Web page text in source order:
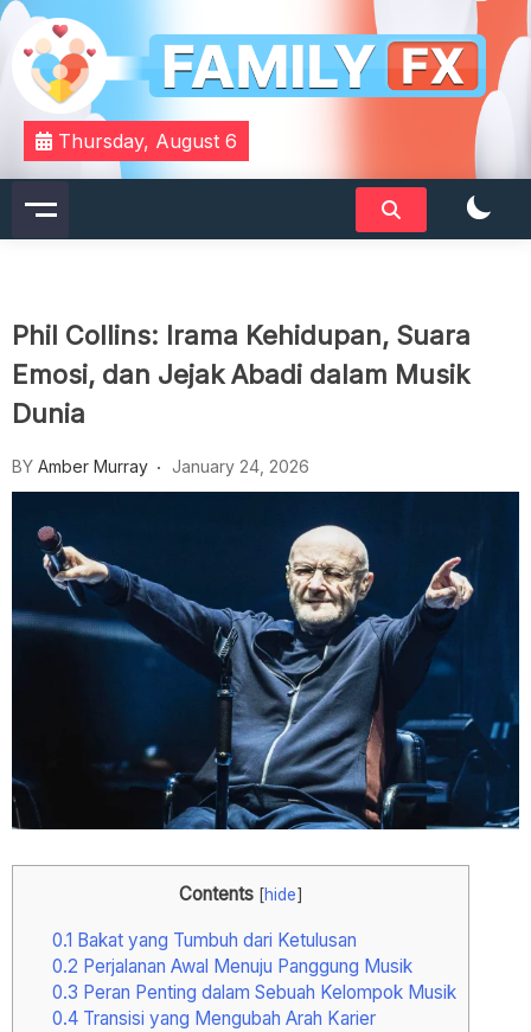
Skip
content
Familyfx
Your Daily Dose of Family Wisdom
Thursday, August 6
Phil Collins: Irama Kehidupan, Suara
Emosi, dan Jejak Abadi dalam Musik
Dunia
BY Amber Murray January 24, 2026
Contents [hide]
0.1 Bakat yang Tumbuh dari Ketulusan
0.2 Perjalanan Awal Menuju Panggung Musik
0.3 Peran Penting dalam Sebuah Kelompok Musik
0.4Transisi yang Mengubah Arah Karier